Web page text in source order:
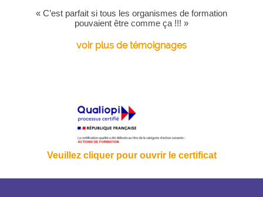
« C’est parfait si tous les organismes de formation
pouvaient être comme ça !!! »
voir plus de témoignages
Veuillez cliquer pour ouvrir le certificat